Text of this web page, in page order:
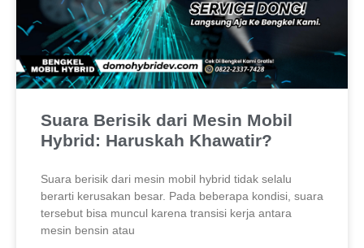
Suara Berisik dari Mesin Mobil
Hybrid: Haruskah Khawatir?
Suara berisik dari mesin mobil hybrid tidak selalu
berarti kerusakan besar. Pada beberapa kondisi, suara
tersebut bisa muncul karena transisi kerja antara
mesin bensin atau